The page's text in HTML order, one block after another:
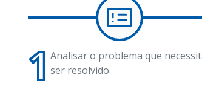
1 Analisar o problema que
ser resolvido